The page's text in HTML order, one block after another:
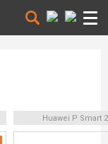
Huawei P Smart